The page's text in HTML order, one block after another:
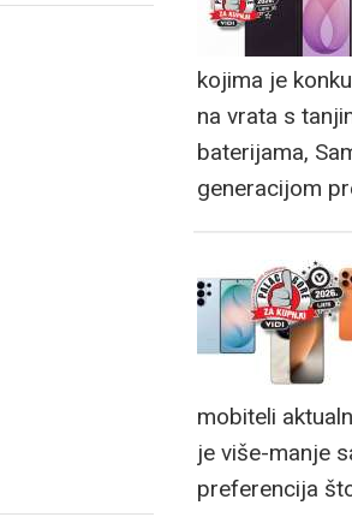
kojima je
na vrata s
baterijama,
generacijom
mobiteli
je više-manje
preferencija